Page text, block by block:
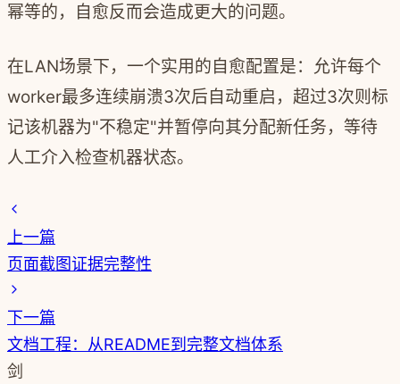
幂等的，自愈反而会造成更大的问题。
在LAN场景下，一个实用的自愈配置是：允许每个
worker最多连续崩溃3次后自动重启，超过3次则标
记该机器为"不稳定"并暂停向其分配新任务，等待
人工介入检查机器状态。
上一篇
页面截图证据完整性
下一篇
文档工程：从README到完整文档体系
剑